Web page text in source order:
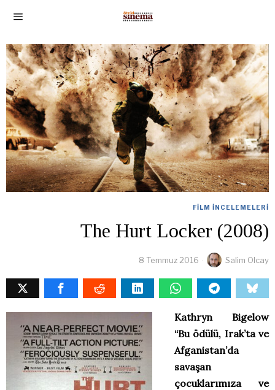
FILM İNCELEMELERI
The Hurt Locker (2008)
8 Temmuz 2016 Salim Olcay
Kathryn Bigelow
“Bu ödülü, Irak’ta ve
Afganistan’da
savaşan
çocuklarımıza ve